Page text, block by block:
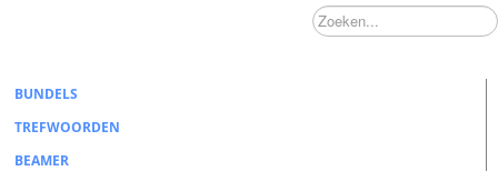
BUNDELS
TREFWOORDEN
BEAMER